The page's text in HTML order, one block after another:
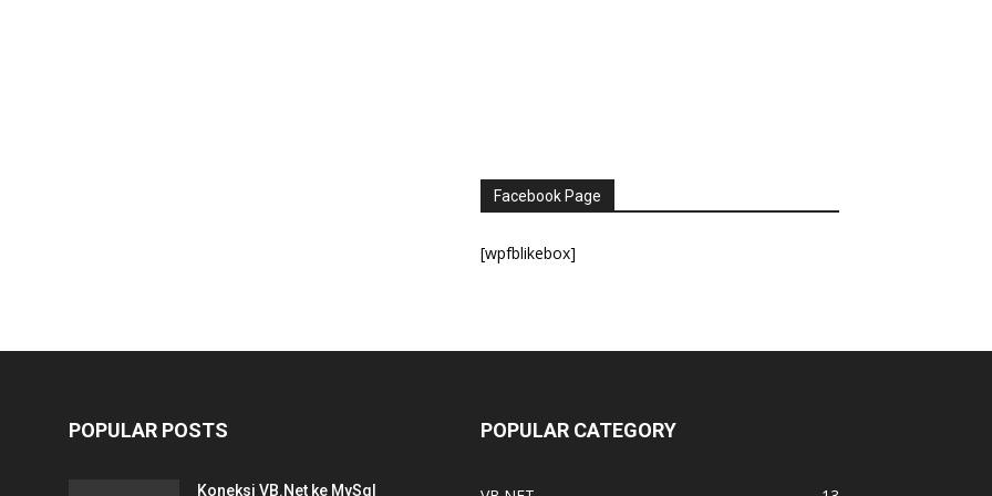
Facebook Page
[wpfblikebox]
POPULAR POSTS
Koneksi VB.Net ke MySql
POPULAR CATEGORY